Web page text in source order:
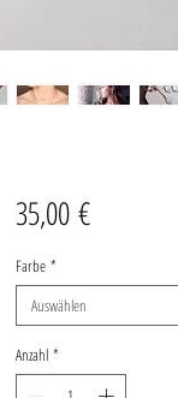
35,00 €Preis
Farbe *
Auswählen
Anzahl *